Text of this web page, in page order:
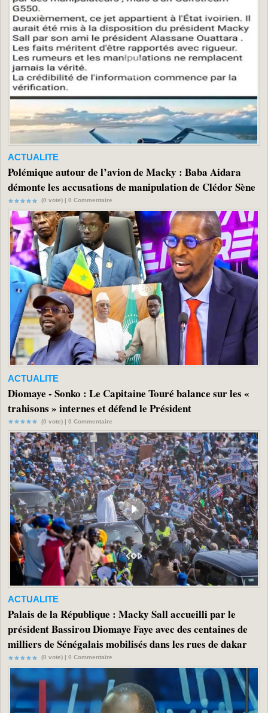
ACTUALITE
Polémique autour de l’avion de Macky : Baba Aidara
démonte les accusations de manipulation de Clédor Sène
(0 vote) | 0 Commentaire
ACTUALITE
Diomaye - Sonko : Le Capitaine Touré balance sur les «
trahisons » internes et défend le Président
(0 vote) | 0 Commentaire
ACTUALITE
Palais de la République : Macky Sall accueilli par le
président Bassirou Diomaye Faye avec des centaines de
milliers de Sénégalais mobilisés dans les rues de dakar
(0 vote) | 0 Commentaire